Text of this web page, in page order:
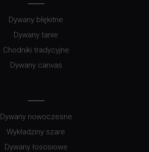
Dywany błękitne
Dywany tanie
Chodniki tradycyjne
Dywany canvas
Dywany nowoczesne
Wykładziny szare
Dywany łososiowe